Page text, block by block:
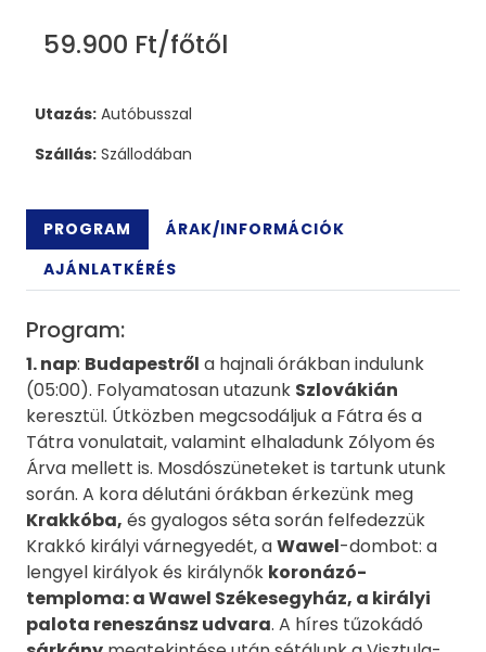
59.900 Ft/főtől
Utazás: Autóbusszal
Szállás: Szállodában
PROGRAM
ÁRAK/INFORMÁCIÓK
AJÁNLATKÉRÉS
Program:
1. nap: Budapestről a hajnali órákban indulunk
(05:00). Folyamatosan utazunk Szlovákián
keresztül. Útközben megcsodáljuk a Fátra és a
Tátra vonulatait, valamint elhaladunk Zólyom és
Árva mellett is. Mosdószüneteket is tartunk utunk
során. A kora délutáni órákban érkezünk meg
Krakkóba, és gyalogos séta során felfedezzük
Krakkó királyi várnegyedét, aWawel-dombot: a
lengyel királyok és királynők koronázó-
temploma: a Wawel Székesegyház, a királyi
palota reneszánsz udvara. A híres tűzokádó